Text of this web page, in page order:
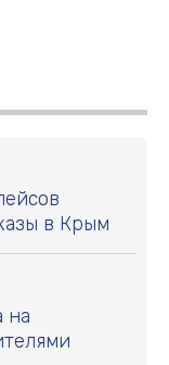
в Крым
на